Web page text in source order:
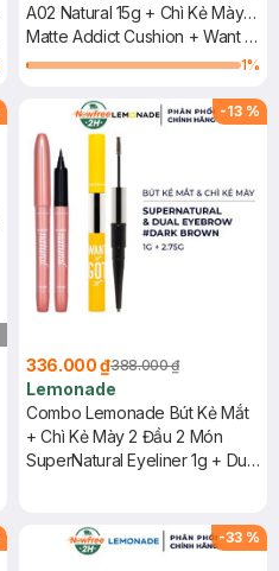
A02 Natural 15g + Chì Kẻ Mày 2
Đầu 01 Nâu Đậm 2g+2ml
Matte Addict Cushion + Want It
Got It Dual Eyebrow #01 Dark1%
-13 %
336.000 ₫388.000 ₫
Lemonade
Combo Lemonade Bút Kẻ Mắt
+ Chì Kẻ Mày 2 Đầu 2 Món
SuperNatural Eyeliner 1g + Dual
-33 %